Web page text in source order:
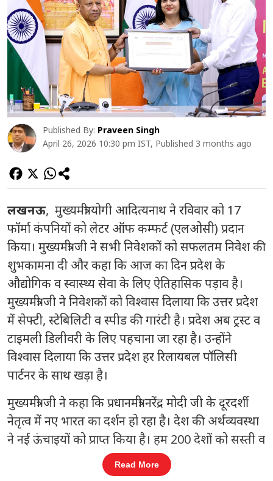
Published By: Praveen Singh
April 26, 2026 10:30 pm IST, Published 3 months ago
लखनऊ, मुख्यमंत्री योगी आदित्यनाथ ने रविवार को 17
फॉर्मा कंपनियों को लेटर ऑफ कम्फर्ट (एलओसी) प्रदान
किया। मुख्यमंत्री जी ने सभी निवेशकों को सफलतम निवेश की
शुभकामना दी और कहा कि आज का दिन प्रदेश के
औद्योगिक व स्वास्थ्य सेवा के लिए ऐतिहासिक पड़ाव है।
मुख्यमंत्री जी ने निवेशकों को विश्वास दिलाया कि उत्तर प्रदेश
में सेफ्टी, स्टेबिलिटी व स्पीड की गारंटी है। प्रदेश अब ट्रस्ट व
टाइमली डिलीवरी के लिए पहचाना जा रहा है। उन्होंने
विश्वास दिलाया कि उत्तर प्रदेश हर रिलायबल पॉलिसी
पार्टनर के साथ खड़ा है।
मुख्यमंत्री जी ने कहा कि प्रधानमंत्री नरेंद्र मोदी जी के दूरदर्शी
नेतृत्व में नए भारत का दर्शन हो रहा है। देश की अर्थव्यवस्था
ने नई ऊंचाइयों को प्राप्त किया है। हम 200 देशों को सस्ती व
गुणवत्तापरक दवाइयां उपलब्ध करा रहे हैं।
Read More